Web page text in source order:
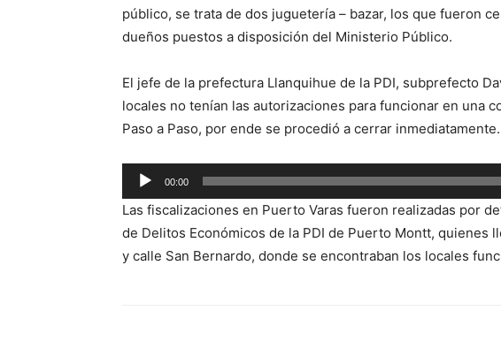
público, se trata de dos juguetería – bazar, los que fueron
dueños puestos a disposición del Ministerio Público.
El jefe de la prefectura Llanquihue de la PDI, subprefecto
locales no tenían las autorizaciones para funcionar en una
Paso a Paso, por ende se procedió a cerrar inmediatamente.
Reproductor
de
audio
00:00
Las fiscalizaciones en Puerto Varas fueron realizadas por
de Delitos Económicos de la PDI de Puerto Montt, quienes
y calle San Bernardo, donde se encontraban los locales